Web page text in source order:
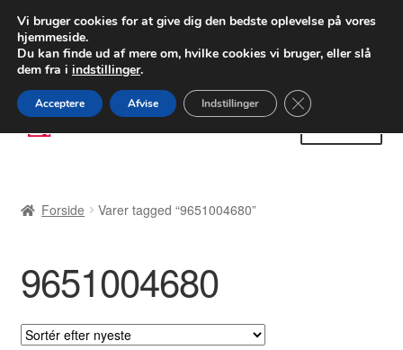
LEVERING fra 55 kr.
FEDEX verdensomspændende forsendelse
80 82 72 02
Spring
til
Spring
til
Betalinger
Kasse
Klage
Forside Varer tagged “9651004680”
9651004680
Vi bruger cookies for at give dig den bedste oplevelse på vores
hjemmeside.
Du kan finde ud af mere om, hvilke cookies vi bruger, eller slå
dem fra i indstillinger.
Acceptere Afvise Indstillinger Close GDPR